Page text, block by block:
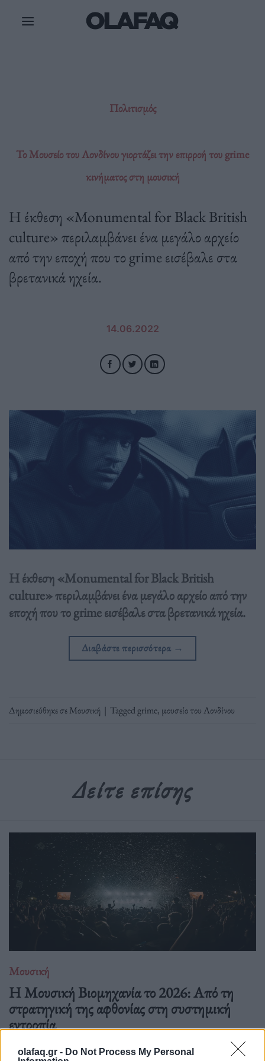
olafaq.gr - Do Not Process My Personal
Πολιτισμός
Το Μουσείο του Λονδίνου γιορτάζει την επιρροή του grime
κινήματος στη μουσική
Η έκθεση «Monumental for Black British
culture» περιλαμβάνει ένα μεγάλο αρχείο
από την εποχή που το grime εισέβαλε στα
βρετανικά ηχεία.
14.06.2022
Η έκθεση «Monumental for Black British
culture» περιλαμβάνει ένα μεγάλο αρχείο από την
εποχή που το grime εισέβαλε στα βρετανικά ηχεία.
Διαβάστε περισσότερα →
Δημοσιεύθηκε σεΜουσική | Taggedgrime, μουσείο του Λονδίνου
Δείτε επίσης
Μουσική
Η Μουσική Βιομηχανία το 2026: Από τη
στρατηγική της αφθονίας στη συστημική
εντροπία
26.05.26